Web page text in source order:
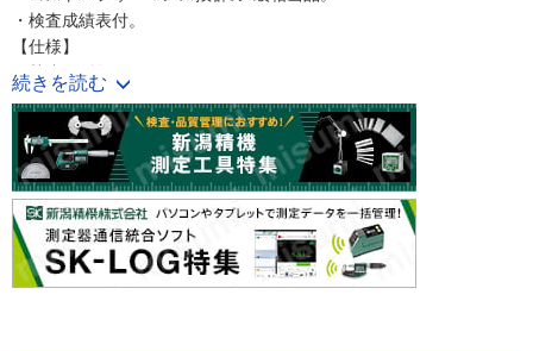
・検査成績表付。
【仕様】
・熱膨張係数：11.5×10^-6/K
・材質：高炭素高クロム鋼
【主な用途】
・一般測定
・工作用の基準ゲージ
続きを読む